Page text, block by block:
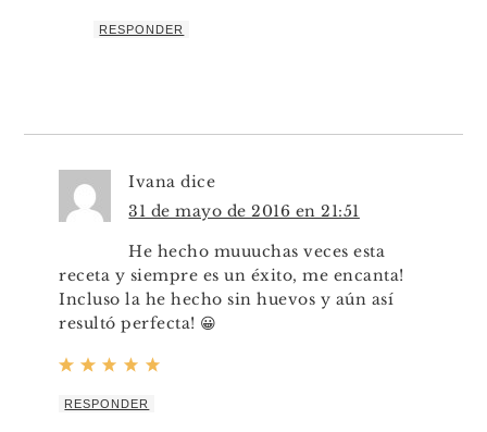
RESPONDER
Ivana dice
31 de mayo de 2016 en 21:51
He hecho muuuchas veces esta
receta y siempre es un éxito, me encanta!
Incluso la he hecho sin huevos y aún así
resultó perfecta! 😀
RESPONDER